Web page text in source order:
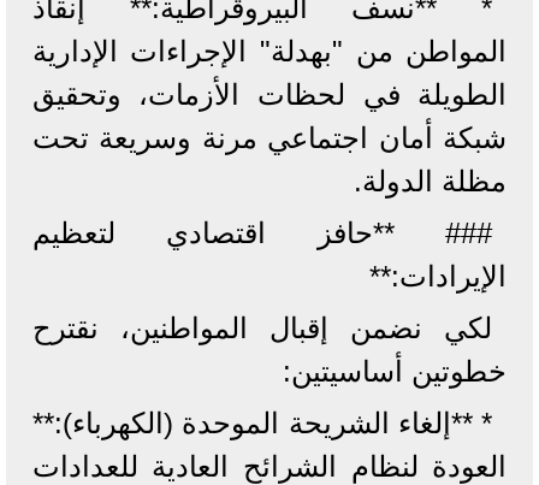
* **نسف البيروقراطية:** إنقاذ
المواطن من "بهدلة" الإجراءات الإدارية
الطويلة في لحظات الأزمات، وتحقيق
شبكة أمان اجتماعي مرنة وسريعة تحت
مظلة الدولة.
### **حافز اقتصادي لتعظيم
الإيرادات:**
لكي نضمن إقبال المواطنين، نقترح
خطوتين أساسيتين:
* **إلغاء الشريحة الموحدة (الكهرباء):**
العودة لنظام الشرائح العادية للعدادات